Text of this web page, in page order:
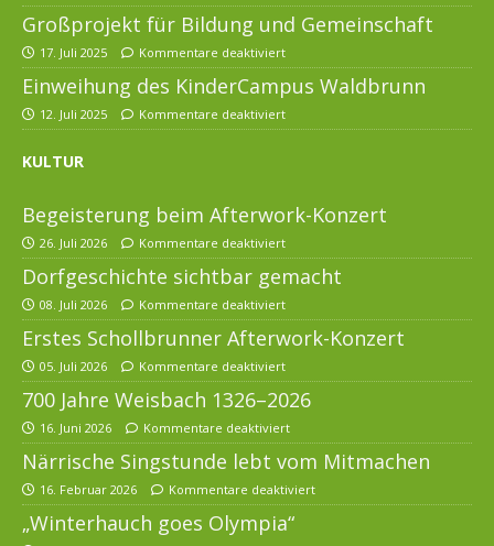
Großprojekt für Bildung und Gemeinschaft
17. Juli 2025 Kommentare deaktiviert
Einweihung des KinderCampus Waldbrunn
12. Juli 2025 Kommentare deaktiviert
KULTUR
Begeisterung beim Afterwork-Konzert
26. Juli 2026 Kommentare deaktiviert
Dorfgeschichte sichtbar gemacht
08. Juli 2026 Kommentare deaktiviert
Erstes Schollbrunner Afterwork-Konzert
05. Juli 2026 Kommentare deaktiviert
700 Jahre Weisbach 1326–2026
16. Juni 2026 Kommentare deaktiviert
Närrische Singstunde lebt vom Mitmachen
16. Februar 2026 Kommentare deaktiviert
„Winterhauch goes Olympia“